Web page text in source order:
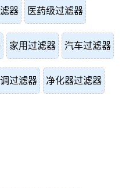
器 医药级过滤器
家用过滤器 汽车过滤器
过滤器 净化器过滤器